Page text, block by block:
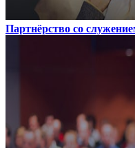
Партнёрство со